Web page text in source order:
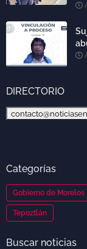
DIRECTORIO
Categorías
Gobierno de Morelos
Tepoztlán
Buscar noticias